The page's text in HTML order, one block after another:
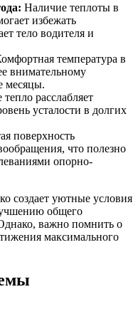
Наличие теплоты в
избежать
тело водителя и
температура в
внимательному
месяцы.
расслабляет
усталости в долгих
поверхность
что полезно
опорно-
создает уютные условия
общего
важно помнить о
максимального